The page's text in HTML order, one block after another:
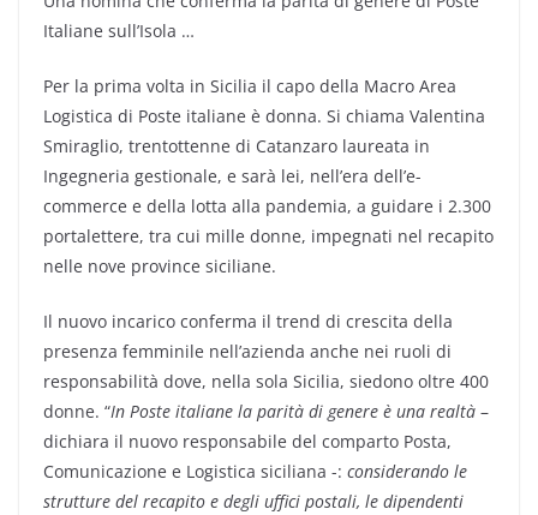
Italiane sull’Isola …
Per la prima volta in Sicilia il capo della Macro Area
Logistica di Poste italiane è donna. Si chiama Valentina
Smiraglio, trentottenne di Catanzaro laureata in
Ingegneria gestionale, e sarà lei, nell’era dell’e-
commerce e della lotta alla pandemia, a guidare i 2.300
portalettere, tra cui mille donne, impegnati nel recapito
nelle nove province siciliane.
Il nuovo incarico conferma il trend di crescita della
presenza femminile nell’azienda anche nei ruoli di
responsabilità dove, nella sola Sicilia, siedono oltre 400
donne. “In Poste italiane la parità di genere è una realtà –
dichiara il nuovo responsabile del comparto Posta,
Comunicazione e Logistica siciliana -: considerando le
strutture del recapito e degli uffici postali, le dipendenti